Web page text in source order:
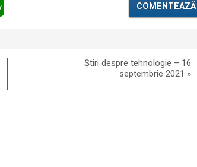
COMENTEAZĂ
Știri despre tehnologie – 16
septembrie 2021 »